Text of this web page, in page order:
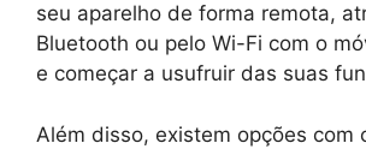
seu aparelho de forma remota,
Bluetooth ou pelo Wi-Fi com o
e começar a usufruir das suas
Além disso, existem opções com